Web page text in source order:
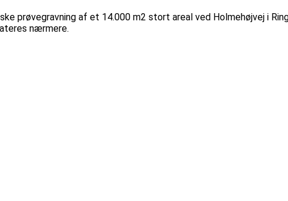
prøvegravning af et 14.000 m2 stort areal ved Holmehøjvej i
nærmere.